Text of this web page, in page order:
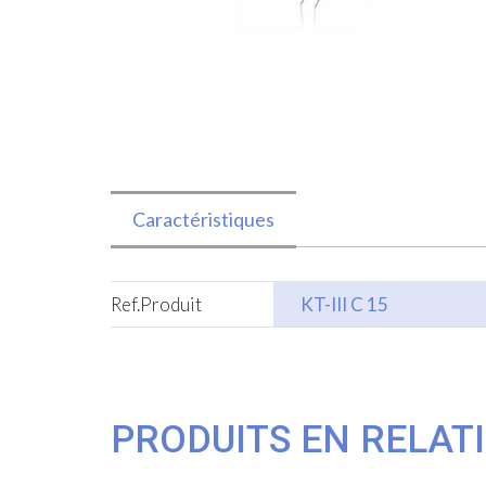
Caractéristiques
Ref.Produit KT-III C 15
PRODUITS EN